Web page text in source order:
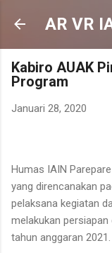
AR VR
Kabiro AUAK
Program
Januari 28, 2020
Humas IAIN
yang direncanakan
pelaksana kegiatan
melakukan
tahun anggaran 2021.